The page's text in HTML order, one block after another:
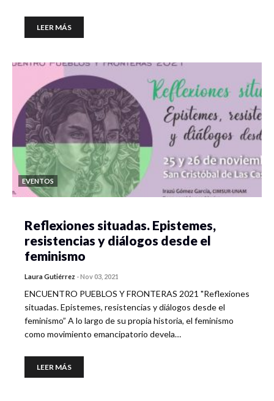
LEER MÁS
EVENTOS
Reflexiones situadas. Epistemes,
resistencias y diálogos desde el
feminismo
Laura Gutiérrez -Nov 03, 2021
ENCUENTRO PUEBLOS Y FRONTERAS 2021 "Reflexiones
situadas. Epistemes, resistencias y diálogos desde el
feminismo” A lo largo de su propia historia, el feminismo
como movimiento emancipatorio devela…
LEER MÁS